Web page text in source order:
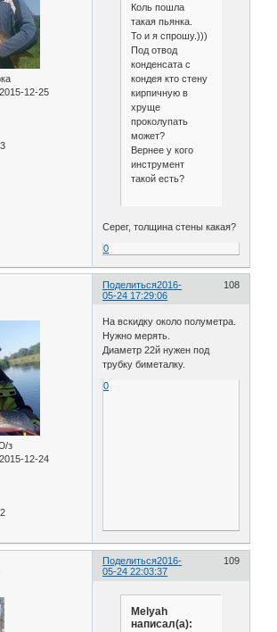
12-25
Коль пошла
такая пьянка.
То и я спрошу.)))
Под отвод
конденсата с
кондея кто стену
кирпичную в
хруще
проколупать
может?
Вернее у кого
инструмент
такой есть?
Серег, толщина стены какая?
0
Поделиться 108
2016-
05-24 17:29:06
з
12-24
На вскидку около полуметра.
Нужно мерять.
Диаметр 22й нужен под
трубку биметалку.
0
Поделиться 109
2016-
05-24 22:03:37
Melyah
написал(а):